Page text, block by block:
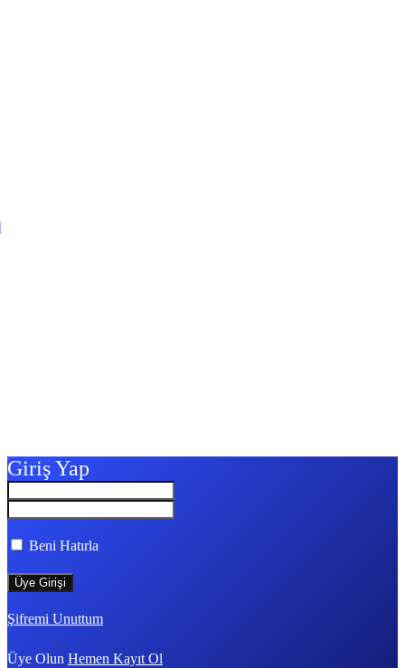
Giriş Yap
Beni Hatırla
Şifremi Unuttum
Üye Olun Hemen Kayıt Ol